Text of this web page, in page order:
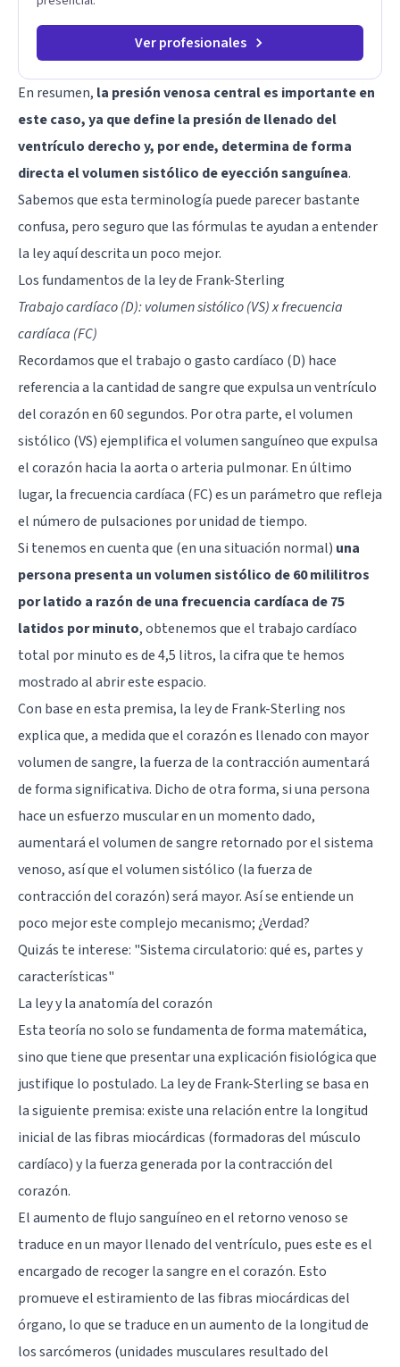
Ver profesionales
En resumen, la presión venosa central es importante en
este caso, ya que define la presión de llenado del
ventrículo derecho y, por ende, determina de forma
directa el volumen sistólico de eyección sanguínea.
Sabemos que esta terminología puede parecer bastante
confusa, pero seguro que las fórmulas te ayudan a entender
la ley aquí descrita un poco mejor.
Los fundamentos de la ley de Frank-Sterling
Trabajo cardíaco (D): volumen sistólico (VS) x frecuencia
cardíaca (FC)
Recordamos que el trabajo o gasto cardíaco (D) hace
referencia a la cantidad de sangre que expulsa un ventrículo
del corazón en 60 segundos. Por otra parte, el volumen
sistólico (VS) ejemplifica el volumen sanguíneo que expulsa
el corazón hacia la aorta o arteria pulmonar. En último
lugar, la frecuencia cardíaca (FC) es un parámetro que refleja
el número de pulsaciones por unidad de tiempo.
Si tenemos en cuenta que (en una situación normal) una
persona presenta un volumen sistólico de 60 mililitros
por latido a razón de una frecuencia cardíaca de 75
latidos por minuto, obtenemos que el trabajo cardíaco
total por minuto es de 4,5 litros, la cifra que te hemos
mostrado al abrir este espacio.
Con base en esta premisa, la ley de Frank-Sterling nos
explica que, a medida que el corazón es llenado con mayor
volumen de sangre, la fuerza de la contracción aumentará
de forma significativa. Dicho de otra forma, si una persona
hace un esfuerzo muscular en un momento dado,
aumentará el volumen de sangre retornado por el sistema
venoso, así que el volumen sistólico (la fuerza de
contracción del corazón) será mayor. Así se entiende un
poco mejor este complejo mecanismo; ¿Verdad?
Quizás te interese: "Sistema circulatorio: qué es, partes y
características"
La ley y la anatomía del corazón
Esta teoría no solo se fundamenta de forma matemática,
sino que tiene que presentar una explicación fisiológica que
justifique lo postulado. La ley de Frank-Sterling se basa en
la siguiente premisa: existe una relación entre la longitud
inicial de las fibras miocárdicas (formadoras del músculo
cardíaco) y la fuerza generada por la contracción del
corazón.
El aumento de flujo sanguíneo en el retorno venoso se
traduce en un mayor llenado del ventrículo, pues este es el
encargado de recoger la sangre en el corazón. Esto
promueve el estiramiento de las fibras miocárdicas del
órgano, lo que se traduce en un aumento de la longitud de
los sarcómeros (unidades musculares resultado del